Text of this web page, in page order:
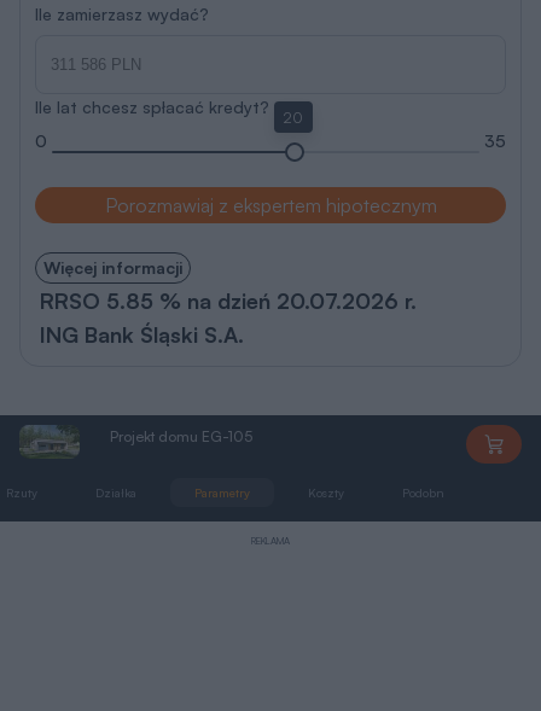
Ile zamierzasz wydać?
Ile lat chcesz spłacać kredyt?
0
20
35
Porozmawiaj z ekspertem hipotecznym
Więcej informacji
RRSO 5.85 % na dzień 20.07.2026 r.
ING Bank Śląski S.A.
Projekt domu EG-105
Rzuty Działka Parametry Koszty Podobne
REKLAMA